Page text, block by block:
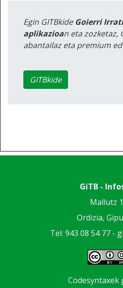
Egin GITBkide Goierri
aplikazioan eta zozketaz,
abantailaz eta premium
GITBkide
GiTB -
Mallutz
Ordizia,
Tel: 943 08 54 77 -
Codesyntaxek